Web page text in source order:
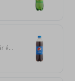
A Pepsi Cola új receptúrája, a cukor mellett már édesítőszert is tartalmaz.